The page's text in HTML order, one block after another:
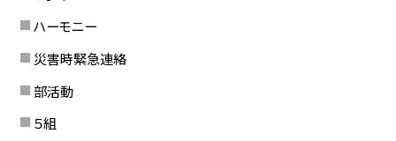
ハーモニー
災害時緊急連絡
部活動
５組